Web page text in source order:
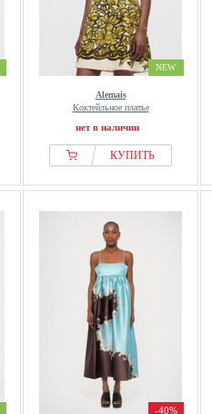
NEW
Alemais
Коктейльное платье
нет в наличии
КУПИТЬ
-40%